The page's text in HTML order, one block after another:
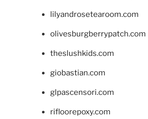
lilyandrosetearoom.com
olivesburgberrypatch.com
theslushkids.com
giobastian.com
glpascensori.com
rifloorepoxy.com